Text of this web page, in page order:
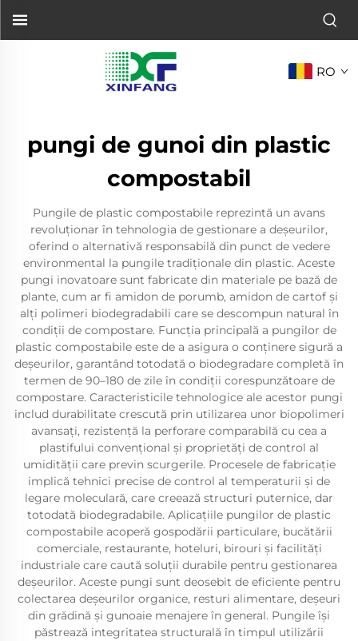
RO
pungi de gunoi din plastic
compostabil
Pungile de plastic compostabile reprezintă un avans
revoluționar în tehnologia de gestionare a deșeurilor,
oferind o alternativă responsabilă din punct de vedere
environmental la pungile tradiționale din plastic. Aceste
pungi inovatoare sunt fabricate din materiale pe bază de
plante, cum ar fi amidon de porumb, amidon de cartof și
alți polimeri biodegradabili care se descompun natural în
condiții de compostare. Funcția principală a pungilor de
plastic compostabile este de a asigura o conținere sigură a
deșeurilor, garantând totodată o biodegradare completă în
termen de 90–180 de zile în condiții corespunzătoare de
compostare. Caracteristicile tehnologice ale acestor pungi
includ durabilitate crescută prin utilizarea unor biopolimeri
avansați, rezistență la perforare comparabilă cu cea a
plastifului convențional și proprietăți de control al
umidității care previn scurgerile. Procesele de fabricație
implică tehnici precise de control al temperaturii și de
legare moleculară, care creează structuri puternice, dar
totodată biodegradabile. Aplicațiile pungilor de plastic
compostabile acoperă gospodării particulare, bucătării
comerciale, restaurante, hoteluri, birouri și facilități
industriale care caută soluții durabile pentru gestionarea
deșeurilor. Aceste pungi sunt deosebit de eficiente pentru
colectarea deșeurilor organice, resturi alimentare, deșeuri
din grădină și gunoaie menajere în general. Pungile își
păstrează integritatea structurală în timpul utilizării